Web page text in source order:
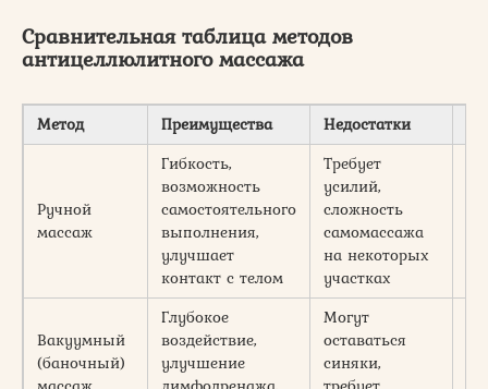
Сравнительная таблица методов
антицеллюлитного массажа
Метод Преимущества Недостатки
Ручной
массаж
Гибкость,
возможность
самостоятельного
выполнения,
улучшает
контакт с телом
Требует
усилий,
сложность
самомассажа
на некоторых
участках
Вакуумный
(баночный)
Глубокое
воздействие,
улучшение
Могут
оставаться
синяки,